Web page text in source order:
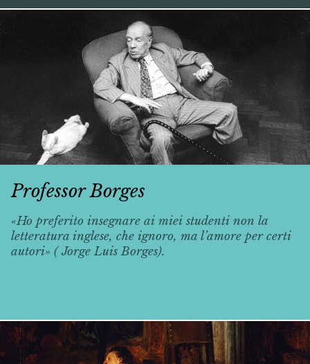
Professor Borges
«Ho preferito insegnare ai miei studenti non la
letteratura inglese, che ignoro, ma l’amore per certi
autori» ( Jorge Luis Borges).